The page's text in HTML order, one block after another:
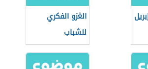
الغزو الفكري
للشباب